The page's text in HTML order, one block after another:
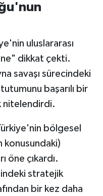
uluslararası
dikkat çekti.
savaşı sürecindeki
başarılı bir
nitelendirdi.
bölgesel
konusundaki)
öne çıkardı.
stratejik
bir kez daha